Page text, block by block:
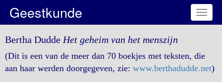
Toggle
Geestkunde
Bertha Dudde Het geheim van het menszijn
(Dit is een van de meer dan 70 boekjes met teksten, die
aan haar werden doorgegeven, zie: www.berthadudde.net)